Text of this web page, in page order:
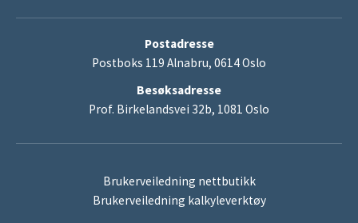
Postadresse
Postboks 119 Alnabru, 0614 Oslo
Besøksadresse
Prof. Birkelandsvei 32b, 1081 Oslo
Brukerveiledning nettbutikk
Brukerveiledning kalkyleverktøy